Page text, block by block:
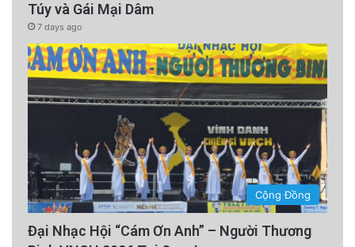
Túy và Gái Mại Dâm
7 days ago
Cộng Đồng
Đại Nhạc Hội “Cám Ơn Anh” – Người Thương